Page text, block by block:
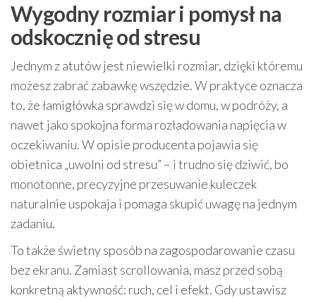
Wygodny rozmiar i pomysł na
odskocznię od stresu
Jednym z atutów jest niewielki rozmiar, dzięki któremu
możesz zabrać zabawkę wszędzie. W praktyce oznacza
to, że łamigłówka sprawdzi się w domu, w podróży, a
nawet jako spokojna forma rozładowania napięcia w
oczekiwaniu. W opisie producenta pojawia się
obietnica „uwolni od stresu” – i trudno się dziwić, bo
monotonne, precyzyjne przesuwanie kuleczek
naturalnie uspokaja i pomaga skupić uwagę na jednym
zadaniu.
To także świetny sposób na zagospodarowanie czasu
bez ekranu. Zamiast scrollowania, masz przed sobą
konkretną aktywność: ruch, cel i efekt. Gdy ustawisz